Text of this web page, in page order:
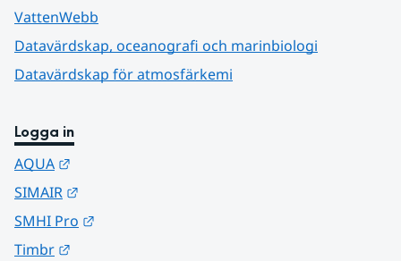
VattenWebb
Datavärdskap, oceanografi och marinbiologi
Datavärdskap för atmosfärkemi
Logga in
AQUA
SIMAIR
SMHI Pro
Timbr